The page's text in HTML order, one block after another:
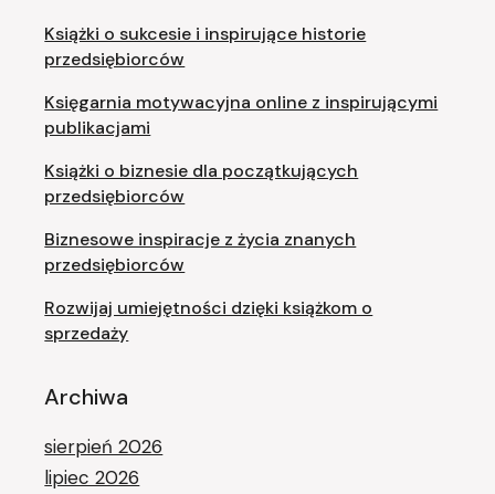
Książki o sukcesie i inspirujące historie
przedsiębiorców
Księgarnia motywacyjna online z inspirującymi
publikacjami
Książki o biznesie dla początkujących
przedsiębiorców
Biznesowe inspiracje z życia znanych
przedsiębiorców
Rozwijaj umiejętności dzięki książkom o
sprzedaży
Archiwa
sierpień 2026
lipiec 2026